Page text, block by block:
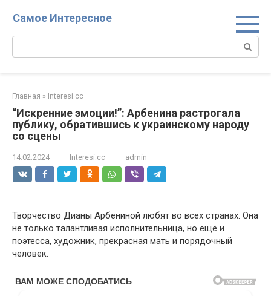
Самое Интересное
Поиск:
Главная » Interesi.cc
“Искренние эмоции!”: Арбенина растрогала
публику, обратившись к украинскому народу
со сцены
14.02.2024 Interesi.cc admin
Творчество Дианы Арбениной любят во всех странах. Она
не только талантливая исполнительница, но ещё и
поэтесса, художник, прекрасная мать и порядочный
человек.